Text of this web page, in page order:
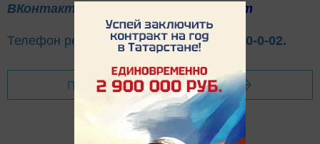
ВКонтакте Telegram
Телефон рекламного отдела8(843)47-30-0-02.
Перейти на страницу новости